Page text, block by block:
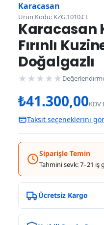
Karacasan
Ürün Kodu: KZG.1010.CE
Karacasan
Fırınlı
Doğalgazlı
★ ★ ★ ★ ★
₺41.300,00KDV
Taksit seçeneklerini
Siparişle Temin
Tahmini sevk: 7–21 iş
Ücretsiz Kargo